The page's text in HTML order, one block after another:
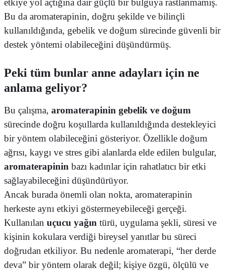
etkiye yol açtığına dair güçlü bir bulguya rastlanmamış.
Bu da aromaterapinin, doğru şekilde ve bilinçli
kullanıldığında, gebelik ve doğum sürecinde güvenli bir
destek yöntemi olabileceğini düşündürmüş.
Peki tüm bunlar anne adayları için ne
anlama geliyor?
Bu çalışma, aromaterapinin gebelik ve doğum
sürecinde doğru koşullarda kullanıldığında destekleyici
bir yöntem olabileceğini gösteriyor. Özellikle doğum
ağrısı, kaygı ve stres gibi alanlarda elde edilen bulgular,
aromaterapinin bazı kadınlar için rahatlatıcı bir etki
sağlayabileceğini düşündürüyor.
Ancak burada önemli olan nokta, aromaterapinin
herkeste aynı etkiyi göstermeyebileceği gerçeği.
Kullanılan uçucu yağın türü, uygulama şekli, süresi ve
kişinin kokulara verdiği bireysel yanıtlar bu süreci
doğrudan etkiliyor. Bu nedenle aromaterapi, “her derde
deva” bir yöntem olarak değil; kişiye özgü, ölçülü ve